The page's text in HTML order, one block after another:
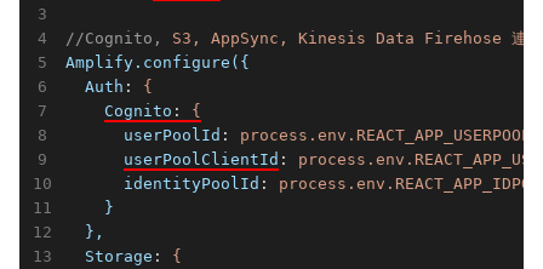
//Cognito,
S3, AppSync, Kinesis Data Firehose 連携
Amplify.configure({
Auth : {
Cognito : {
userPoolId :
userPoolClientId :
identityPoolId :
}
},
Storage : {